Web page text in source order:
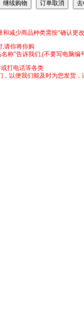
种类需按“确认更改”
问题不能顺利
称”告诉我们,(不要写电脑编
言，也可用发
，以便我们能及时为您发货，